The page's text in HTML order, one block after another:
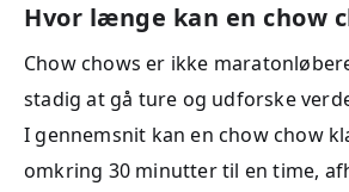
Hvor længe kan en chow
Chow chows er ikke
stadig at gå ture og udforske
I gennemsnit kan en chow chow
omkring 30 minutter til en time,